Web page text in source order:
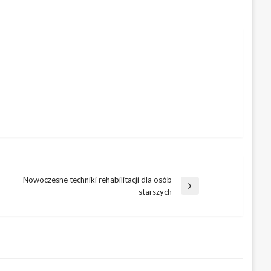
Nowoczesne techniki rehabilitacji dla osób
starszych